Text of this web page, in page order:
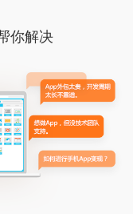
你解决